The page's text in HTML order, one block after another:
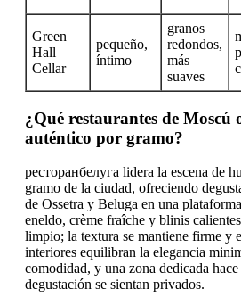
Green
Hall
Cellar
pequeño,
íntimo
granos
redondos,
más
suaves
¿Qué restaurantes de Moscú
auténtico por gramo?
ресторанбелуга lidera la escena de
gramo de la ciudad, ofreciendo
de Ossetra y Beluga en una
eneldo, crème fraîche y blinis
limpio; la textura se mantiene firme y
interiores equilibran la elegancia
comodidad, y una zona dedicada
degustación se sientan privados.